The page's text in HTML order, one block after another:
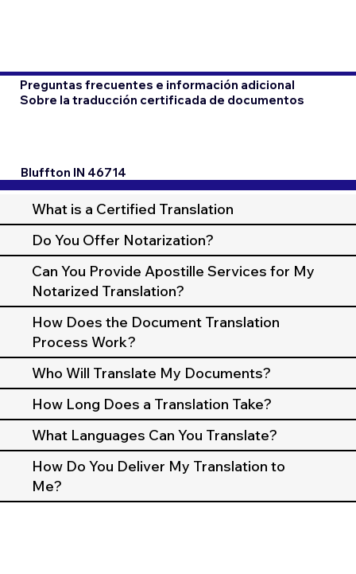
Preguntas frecuentes e información adicional
Sobre la traducción certificada de documentos
Bluffton IN 46714
What is a Certified Translation
Do You Offer Notarization?
Can You Provide Apostille Services for My
Notarized Translation?
How Does the Document Translation
Process Work?
Who Will Translate My Documents?
How Long Does a Translation Take?
What Languages Can You Translate?
How Do You Deliver My Translation to
Me?